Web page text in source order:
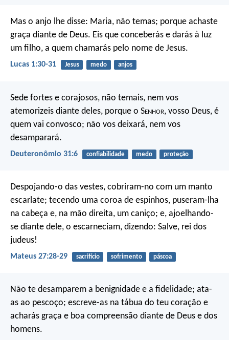
Mas o anjo lhe disse: Maria, não temas; porque achaste
graça diante de Deus. Eis que conceberás e darás à luz
um filho, a quem chamarás pelo nome de Jesus.
Lucas 1:30-31 Jesus medo anjos
Sede fortes e corajosos, não temais, nem vos
atemorizeis diante deles, porque o Senhor, vosso Deus, é
quem vai convosco; não vos deixará, nem vos
desamparará.
Deuteronômio 31:6 confiabilidade medo proteção
Despojando-o das vestes, cobriram-no com um manto
escarlate; tecendo uma coroa de espinhos, puseram-lha
na cabeça e, na mão direita, um caniço; e, ajoelhando-
se diante dele, o escarneciam, dizendo: Salve, rei dos
judeus!
Mateus 27:28-29 sacrifício sofrimento páscoa
Não te desamparem a benignidade e a fidelidade; ata-
as ao pescoço; escreve-as na tábua do teu coração e
acharás graça e boa compreensão diante de Deus e dos
homens.